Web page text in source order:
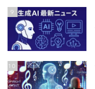
9
10